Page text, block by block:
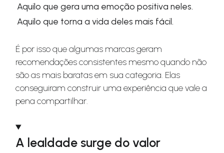
Aquilo que gera uma emoção positiva neles.
Aquilo que torna a vida deles mais fácil.
É por isso que algumas marcas geram
recomendações consistentes mesmo quando não
são as mais baratas em sua categoria. Elas
conseguiram construir uma experiência que vale a
pena compartilhar.
A lealdade surge do valor